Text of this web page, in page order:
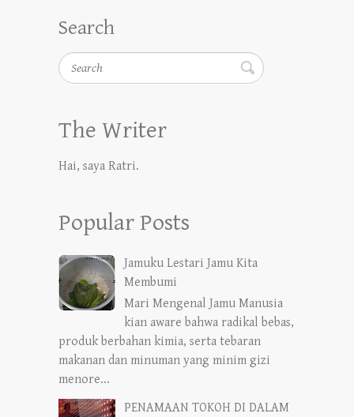
Search
Search
The Writer
Hai, saya Ratri.
Popular Posts
Jamuku Lestari Jamu Kita
Membumi
Mari Mengenal Jamu Manusia
kian aware bahwa radikal bebas,
produk berbahan kimia, serta tebaran
makanan dan minuman yang minim gizi
menore...
PENAMAAN TOKOH DI DALAM